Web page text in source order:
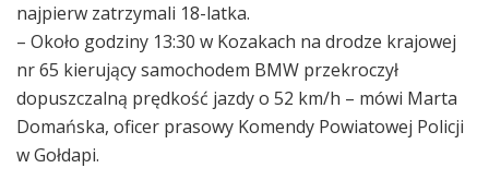
najpierw zatrzymali 18-latka.
– Około godziny 13:30 w Kozakach na drodze krajowej
nr 65 kierujący samochodem BMW przekroczył
dopuszczalną prędkość jazdy o 52 km/h – mówi Marta
Domańska, oficer prasowy Komendy Powiatowej Policji
w Gołdapi.